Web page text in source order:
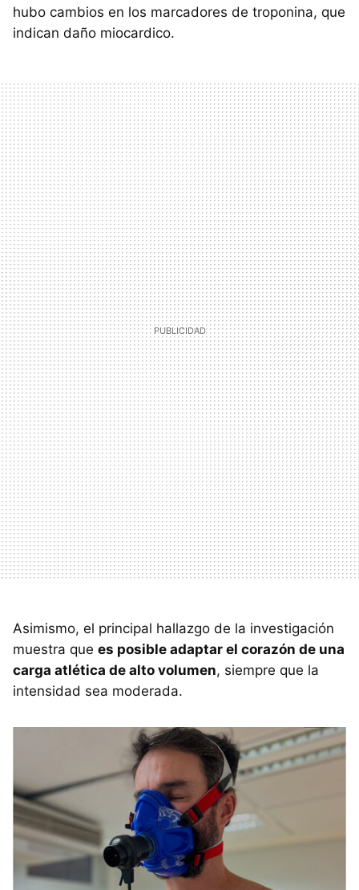
hubo cambios en los marcadores de troponina, que
indican daño miocardico.
Asimismo, el principal hallazgo de la investigación
muestra que es posible adaptar el corazón de una
carga atlética de alto volumen, siempre que la
intensidad sea moderada.